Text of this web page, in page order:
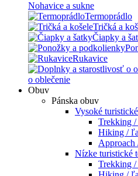
Nohavice a sukne
Termoprádlo
Tričká a
Čiapky a
Rukavice
o oblečenie
Obuv
Pánska obuv
Vysoké
Trekking /
Hiking /
Approach
Nízke turistické
Trekking